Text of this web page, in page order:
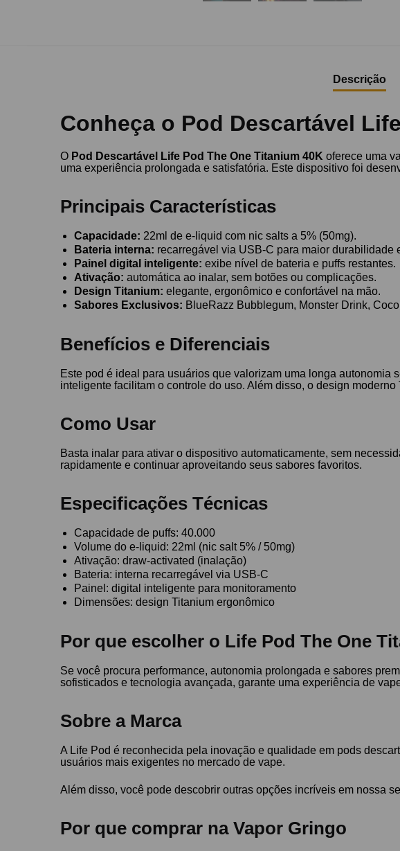
Descrição
Conheça o Pod Descartável
O Pod Descartável Life Pod The One Titanium 40K oferece uma
uma experiência prolongada e satisfatória. Este dispositivo foi
Principais Características
Capacidade: 22ml de e-liquid com nic salts a 5% (50mg).
Bateria interna: recarregável via USB-C para maior durabilidade
Painel digital inteligente: exibe nível de bateria e puffs restantes.
Ativação: automática ao inalar, sem botões ou complicações.
Design Titanium: elegante, ergonômico e confortável na mão.
Sabores Exclusivos: BlueRazz Bubblegum, Monster Drink,
Benefícios e Diferenciais
Este pod é ideal para usuários que valorizam uma longa autonomia
inteligente facilitam o controle do uso. Além disso, o design
Como Usar
Basta inalar para ativar o dispositivo automaticamente, sem
rapidamente e continuar aproveitando seus sabores favoritos.
Especificações Técnicas
Capacidade de puffs: 40.000
Volume do e-liquid: 22ml (nic salt 5% / 50mg)
Ativação: draw-activated (inalação)
Bateria: interna recarregável via USB-C
Painel: digital inteligente para monitoramento
Dimensões: design Titanium ergonômico
Por que escolher o Life Pod The One
Se você procura performance, autonomia prolongada e sabores
sofisticados e tecnologia avançada, garante uma experiência de
Sobre a Marca
A Life Pod é reconhecida pela inovação e qualidade em pods
usuários mais exigentes no mercado de vape.
Além disso, você pode descobrir outras opções incríveis em nossa
Por que comprar na Vapor Gringo